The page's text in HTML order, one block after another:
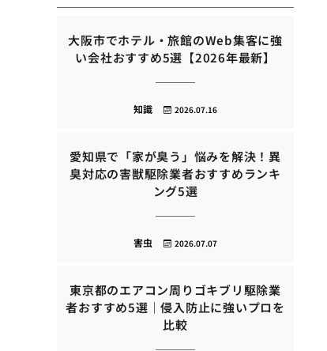
大阪市でホテル・旅館のWeb集客に強
い会社おすすめ5選【2026年最新】
2026.07.16
知識
愛知県で「家が臭う」悩みを解決！異
臭対応の害獣駆除業者おすすめランキ
ング5選
2026.07.07
害虫
東京都のエアコン周りゴキブリ駆除業
者おすすめ5選｜侵入防止に強いプロを
比較